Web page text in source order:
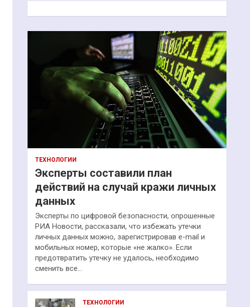
к
ТЕХНОЛОГИИ
Эксперты составили план
действий на случай кражи личных
данных
Эксперты по цифровой безопасности, опрошенные
РИА Новости, рассказали, что избежать утечки
личных данных можно, зарегистрировав e-mail и
мобильных номер, которые «не жалко». Если
предотвратить утечку не удалось, необходимо
сменить все…
ТЕХНОЛОГИИ